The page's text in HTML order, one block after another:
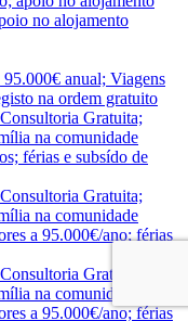
no alojamento
anual; Viagens
na ordem gratuito
Gratuita;
na comunidade
férias e subsído de
Gratuita;
na comunidade
a 95.000€/ano; férias
Gratuita;
na comunidade
a 95.000€/ano; férias